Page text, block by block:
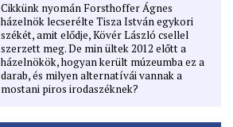
Cikkünk nyomán Forsthoffer Ágnes
házelnök lecserélte Tisza István egykori
székét, amit elődje, Kövér László csellel
szerzett meg. De min ültek 2012 előtt a
házelnökök, hogyan került múzeumba ez a
darab, és milyen alternatívái vannak a
mostani piros irodaszéknek?